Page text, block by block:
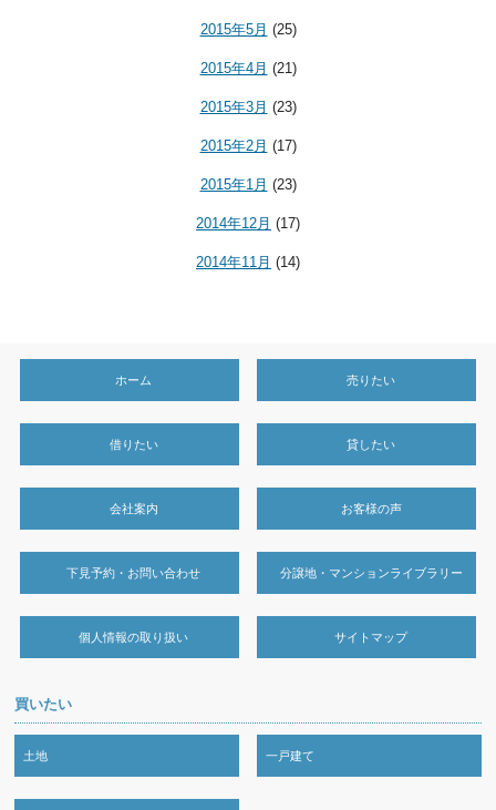
2015年5月 (25)
2015年4月 (21)
2015年3月 (23)
2015年2月 (17)
2015年1月 (23)
2014年12月 (17)
2014年11月 (14)
ホーム 売りたい
借りたい 貸したい
会社案内 お客様の声
下見予約・お問い合わせ 分譲地・マンションライブラリー
個人情報の取り扱い サイトマップ
買いたい
土地 一戸建て